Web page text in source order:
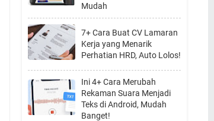
Mudah
7+ Cara Buat CV Lamaran
Kerja yang Menarik
Perhatian HRD, Auto Lolos!
Ini 4+ Cara Merubah
Rekaman Suara Menjadi
Teks di Android, Mudah
Banget!